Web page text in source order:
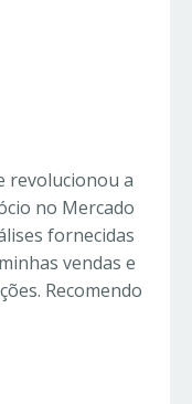
revolucionou a
no Mercado
fornecidas
vendas e
Recomendo